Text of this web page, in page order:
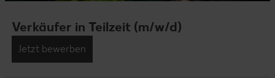
Verkäufer in Teilzeit (m/w/d)
Jetzt bewerben